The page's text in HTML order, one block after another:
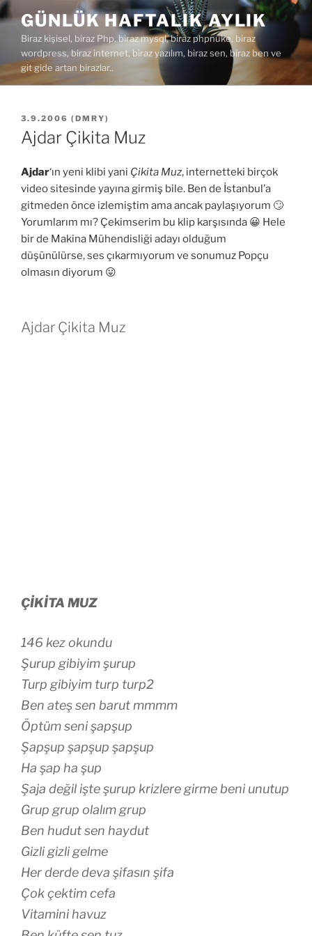
İçeriğe
geç
GÜNLÜK HAFTALIK AYLIK
Biraz kişisel, biraz Php, biraz mysql, biraz phpnuke, biraz
wordpress, biraz internet, biraz yazılım, biraz sen, biraz ben ve
git gide artan birazlar..
YAYIM
TARIHI
3.9.2006 ( DMRY)
Ajdar Çikita Muz
Ajdar‘ın yeni klibi yani Çikita Muz, internetteki birçok
video sitesinde yayına girmiş bile. Ben de İstanbul’a
gitmeden önce izlemiştim ama ancak paylaşıyorum 🙄
Yorumlarım mı? Çekimserim bu klip karşısında 😀 Hele
bir de Makina Mühendisliği adayı olduğum
düşünülürse, ses çıkarmıyorum ve sonumuz Popçu
olmasın diyorum 😛
Ajdar Çikita Muz
ÇİKİTA MUZ
146 kez okundu
Şurup gibiyim şurup
Turp gibiyim turp turp2
Ben ateş sen barut mmmm
Öptüm seni şapşup
Şapşup şapşup şapşup
Ha şap ha şup
Şaja değil işte şurup krizlere girme beni unutup
Grup grup olalım grup
Ben hudut sen haydut
Gizli gizli gelme
Her derde deva şifasın şifa
Çok çektim cefa
Vitamini havuz